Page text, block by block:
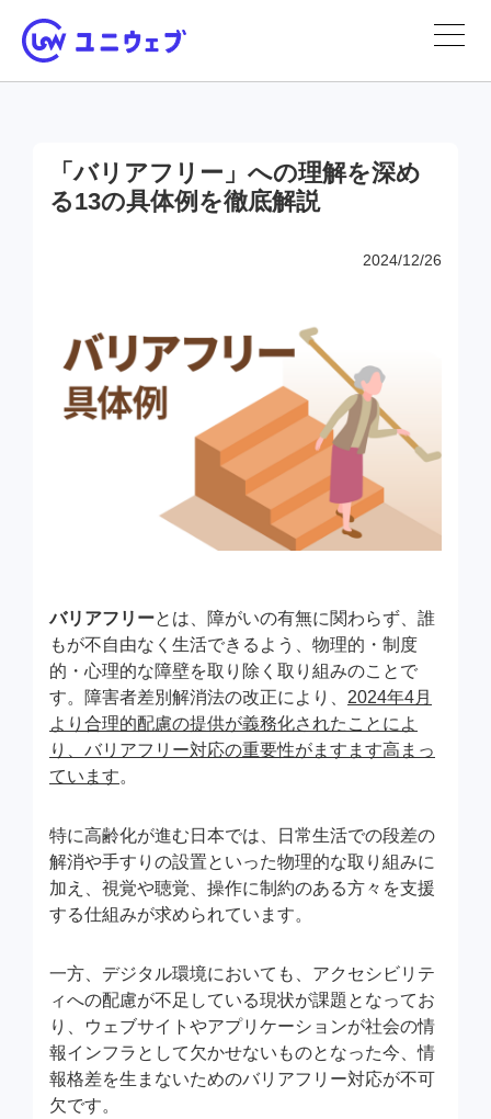
「バリアフリー」への理解を深め
る13の具体例を徹底解説
2024/12/26
バリアフリーとは、障がいの有無に関わらず、誰
もが不自由なく生活できるよう、物理的・制度
的・心理的な障壁を取り除く取り組みのことで
す。障害者差別解消法の改正により、 2024年4月
より合理的配慮の提供が義務化されたことによ
り、バリアフリー対応の重要性がますます高まっ
ています。
特に高齢化が進む日本では、日常生活での段差の
解消や手すりの設置といった物理的な取り組みに
加え、視覚や聴覚、操作に制約のある方々を支援
する仕組みが求められています。
一方、デジタル環境においても、アクセシビリテ
ィへの配慮が不足している現状が課題となってお
り、ウェブサイトやアプリケーションが社会の情
報インフラとして欠かせないものとなった今、情
報格差を生まないためのバリアフリー対応が不可
欠です。